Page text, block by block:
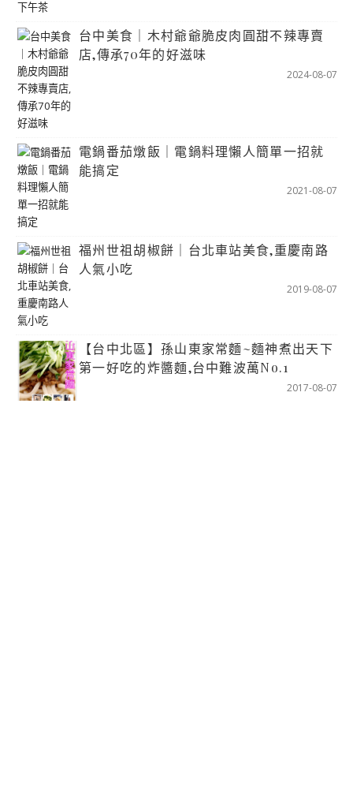
台中美食｜木村爺爺脆皮肉圓甜不辣專賣
店,傳承70年的好滋味
2024-08-07
電鍋番茄燉飯｜電鍋料理懶人簡單一招就
能搞定
2021-08-07
福州世祖胡椒餅｜台北車站美食,重慶南路
人氣小吃
2019-08-07
【台中北區】孫山東家常麵~麵神煮出天下
第一好吃的炸醬麵,台中難波萬No.1
2017-08-07